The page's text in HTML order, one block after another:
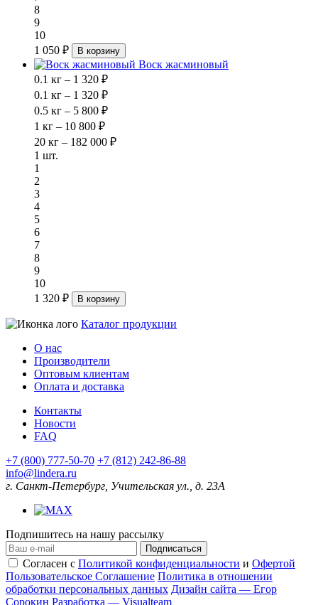
8
9
10
1 050 ₽
В корзину
Воск жасминовый
0.1 кг – 1 320 ₽
0.1 кг – 1 320 ₽
0.5 кг – 5 800 ₽
1 кг – 10 800 ₽
20 кг – 182 000 ₽
1 шт.
1
2
3
4
5
6
7
8
9
10
1 320 ₽
В корзину
Каталог продукции
О нас
Производители
Оптовым клиентам
Оплата и доставка
Контакты
Новости
FAQ
+7 (800) 777-50-70 +7 (812) 242-86-88
info@lindera.ru
г. Санкт-Петербург, Учительская ул., д. 23А
Подпишитесь на нашу рассылку
Подписаться
Согласен с Политикой конфиденциальности и Офертой
Пользовательское Соглашение Политика в отношении
обработки персональных данных Дизайн сайта — Егор
Сорокин Разработка — Visualteam